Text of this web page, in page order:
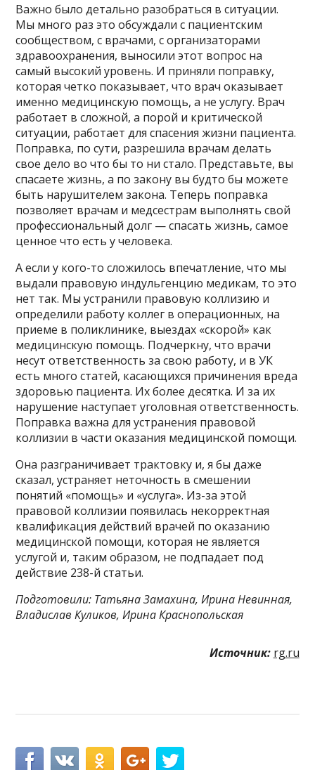
Важно было детально разобраться в ситуации.
Мы много раз это обсуждали с пациентским
сообществом, с врачами, с организаторами
здравоохранения, выносили этот вопрос на
самый высокий уровень. И приняли поправку,
которая четко показывает, что врач оказывает
именно медицинскую помощь, а не услугу. Врач
работает в сложной, а порой и критической
ситуации, работает для спасения жизни пациента.
Поправка, по сути, разрешила врачам делать
свое дело во что бы то ни стало. Представьте, вы
спасаете жизнь, а по закону вы будто бы можете
быть нарушителем закона. Теперь поправка
позволяет врачам и медсестрам выполнять свой
профессиональный долг — спасать жизнь, самое
ценное что есть у человека.
А если у кого-то сложилось впечатление, что мы
выдали правовую индульгенцию медикам, то это
нет так. Мы устранили правовую коллизию и
определили работу коллег в операционных, на
приеме в поликлинике, выездах «скорой» как
медицинскую помощь. Подчеркну, что врачи
несут ответственность за свою работу, и в УК
есть много статей, касающихся причинения вреда
здоровью пациента. Их более десятка. И за их
нарушение наступает уголовная ответственность.
Поправка важна для устранения правовой
коллизии в части оказания медицинской помощи.
Она разграничивает трактовку и, я бы даже
сказал, устраняет неточность в смешении
понятий «помощь» и «услуга». Из-за этой
правовой коллизии появилась некорректная
квалификация действий врачей по оказанию
медицинской помощи, которая не является
услугой и, таким образом, не подпадает под
действие 238-й статьи.
Подготовили: Татьяна Замахина, Ирина Невинная,
Владислав Куликов, Ирина Краснопольская
Источник: rg.ru